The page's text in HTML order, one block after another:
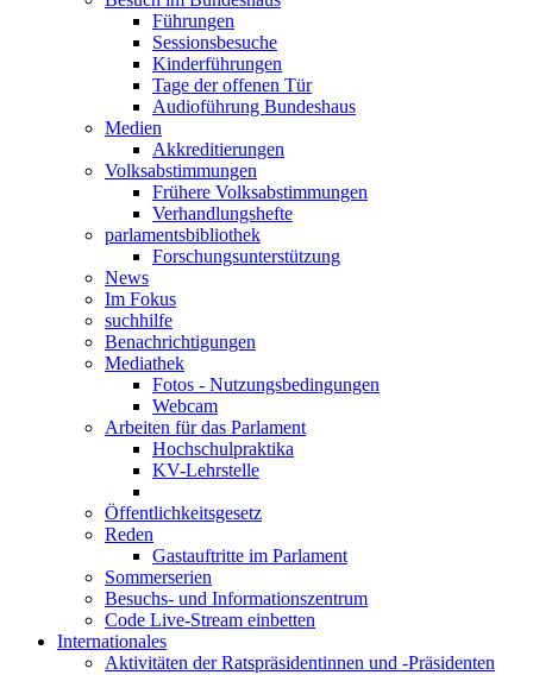
Führungen
Sessionsbesuche
Kinderführungen
Tage der offenen Tür
Audioführung Bundeshaus
Medien
Akkreditierungen
Volksabstimmungen
Frühere Volksabstimmungen
Verhandlungshefte
parlamentsbibliothek
Forschungsunterstützung
News
Im Fokus
suchhilfe
Benachrichtigungen
Mediathek
Fotos - Nutzungsbedingungen
Webcam
Arbeiten für das Parlament
Hochschulpraktika
KV-Lehrstelle
Öffentlichkeitsgesetz
Reden
Gastauftritte im Parlament
Sommerserien
Besuchs- und Informationszentrum
Code Live-Stream einbetten
Internationales
Aktivitäten der Ratspräsidentinnen und -Präsidenten